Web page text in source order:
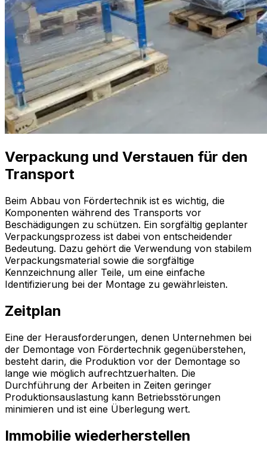
Verpackung und Verstauen für den
Transport
Beim Abbau von Fördertechnik ist es wichtig, die
Komponenten während des Transports vor
Beschädigungen zu schützen. Ein sorgfältig geplanter
Verpackungsprozess ist dabei von entscheidender
Bedeutung. Dazu gehört die Verwendung von stabilem
Verpackungsmaterial sowie die sorgfältige
Kennzeichnung aller Teile, um eine einfache
Identifizierung bei der Montage zu gewährleisten.
Zeitplan
Eine der Herausforderungen, denen Unternehmen bei
der Demontage von Fördertechnik gegenüberstehen,
besteht darin, die Produktion vor der Demontage so
lange wie möglich aufrechtzuerhalten. Die
Durchführung der Arbeiten in Zeiten geringer
Produktionsauslastung kann Betriebsstörungen
minimieren und ist eine Überlegung wert.
Immobilie wiederherstellen